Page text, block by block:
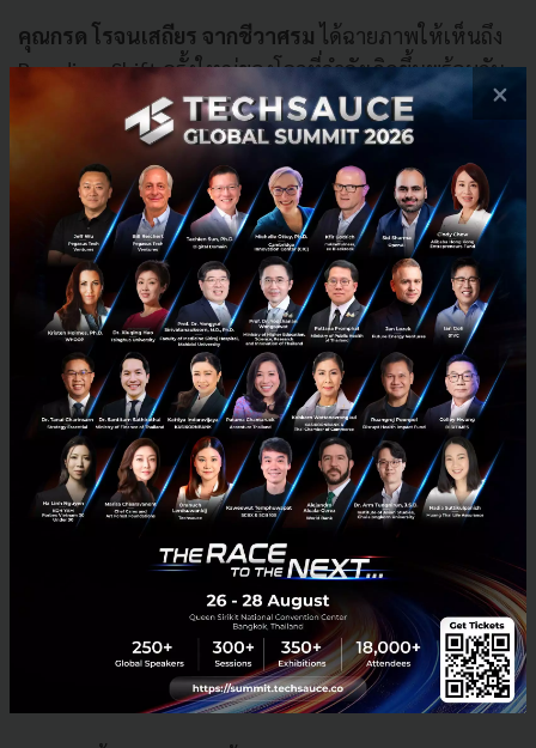
คุณกรด โรจนเสถียร จากชีวาศรม ได้ฉายภาพให้เห็นถึง
Paradigm Shift ครั้งใหญ่ของโลกที่กำลังเกิดขึ้นพร้อมกัน
ใน 3 มิติ ซึ่งเป็นการเปลี่ยนผ่านทางความคิดของผู้คนอย่าง
เปลี่ยนจากการบริโภค (Consumption) ไปสู่การ
ฟื้นฟูเยียวยาที่แท้จริง (Regeneration)
เปลี่ยนจากการหนีเที่ยวเพื่อหลบความวุ่นวาย
(Escapism) ไปสู่การสร้างความเปลี่ยนแปลงจาก
ภายใน (Transformation)
เปลี่ยนจากความสุขเพียงชั่วครั้งชั่วคราว (Pleasure)
ไปสู่สุขภาวะที่ยั่งยืน (Longevity & Wellness)
สัญญาณเหล่านี้ไม่ใช่เรื่องไกลตัว แต่สะท้อนให้เห็นชัดเจน
ในวิถีชีวิตประจำวัน ไม่ว่าจะเป็นกระแส Running Club ที่
เติบโตอย่างก้าวกระโดดจนเราเห็นผู้คนออกมาวิ่งเต็มสวน
สาธารณะในทุกเช้า ความนิยมในกิจกรรม Sound Healing
ไปจนถึงการแข่งขันสุดท้าทายอย่าง Hyrox สิ่งเหล่านี้ล้วน
เป็นข้อพิสูจน์ว่า Wellness ไม่ใช่ความหรูหรา สำหรับคน
เฉพาะกลุ่มอีกต่อไป แต่ได้กลายเป็นกระแสหลักที่คนทั่ว
×